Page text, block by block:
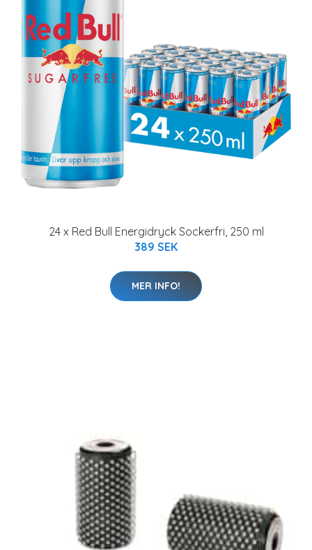
24 x Red Bull Energidryck Sockerfri, 250 ml
389 SEK
MER INFO!